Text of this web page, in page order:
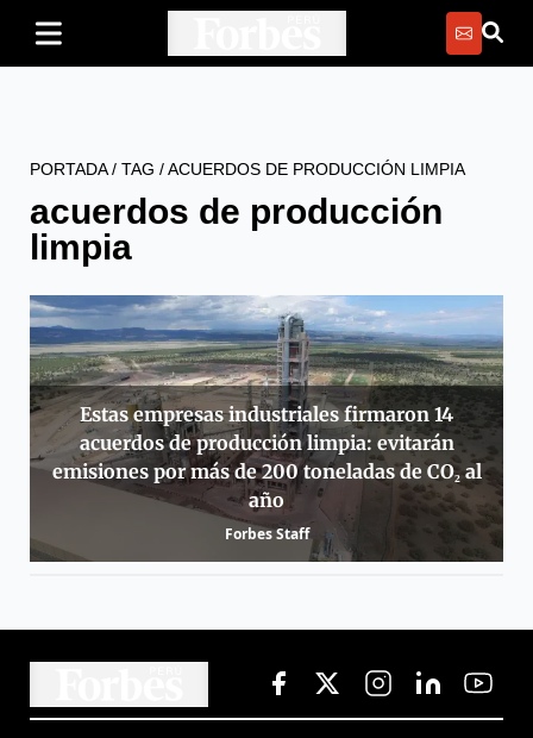
PORTADA/ TAG /ACUERDOS DE PRODUCCIÓN LIMPIA
acuerdos de producción
limpia
Estas empresas industriales firmaron 14
acuerdos de producción limpia: evitarán
emisiones por más de 200 toneladas de CO₂ al
año
Forbes Staff